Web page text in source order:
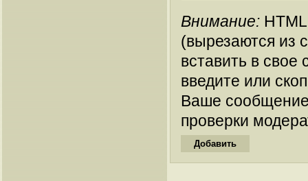
Внимание:
(вырезаются из
вставить в
введите или
Ваше
проверки